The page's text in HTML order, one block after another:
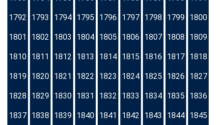
1792 1793 1794 1795 1796 1797 1798 1799 1800
1801 1802 1803 1804 1805 1806 1807 1808 1809
1810 1811 1812 1813 1814 1815 1816 1817 1818
1819 1820 1821 1822 1823 1824 1825 1826 1827
1828 1829 1830 1831 1832 1833 1834 1835 1836
1837 1838 1839 1840 1841 1842 1843 1844 1845